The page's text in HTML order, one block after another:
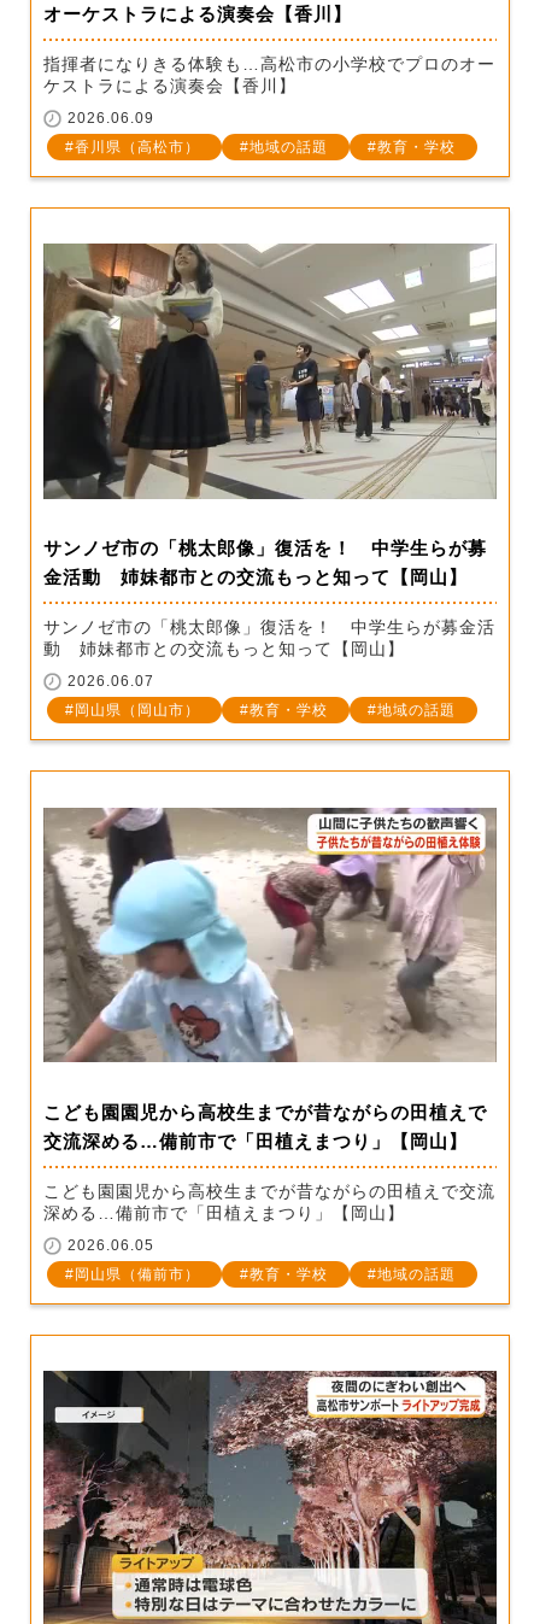
オーケストラによる演奏会【香川】
指揮者になりきる体験も…高松市の小学校でプロのオー
ケストラによる演奏会【香川】
2026.06.09
香川県（高松市）
地域の話題 教育・学校
サンノゼ市の「桃太郎像」復活を！ 中学生らが募
金活動 姉妹都市との交流もっと知って【岡山】
サンノゼ市の「桃太郎像」復活を！ 中学生らが募金活
動 姉妹都市との交流もっと知って【岡山】
2026.06.07
岡山県（岡山市）
教育・学校 地域の話題
こども園園児から高校生までが昔ながらの田植えで
交流深める…備前市で「田植えまつり」【岡山】
こども園園児から高校生までが昔ながらの田植えで交流
深める…備前市で「田植えまつり」【岡山】
2026.06.05
岡山県（備前市）
教育・学校 地域の話題